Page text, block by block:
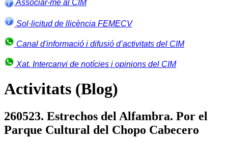
Associar-me al CIM
Sol·licitud de llicència FEMECV
Canal d'informació i difusió d’activitats del CIM
Xat. Intercanvi de notícies i opinions del CIM
Activitats (Blog)
260523. Estrechos del Alfambra. Por el
Parque Cultural del Chopo Cabecero